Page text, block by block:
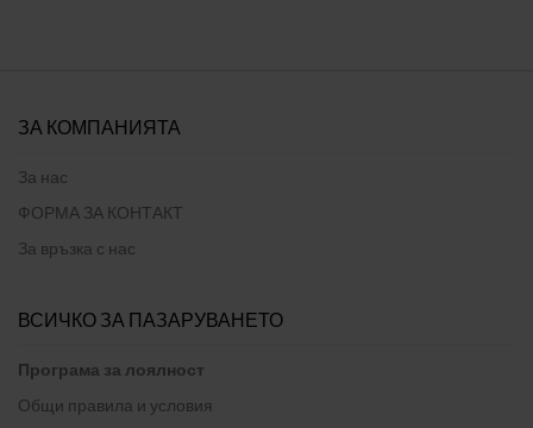
ЗА КОМПАНИЯТА
За нас
ФОРМА ЗА КОНТАКТ
За връзка с нас
ВСИЧКО ЗА ПАЗАРУВАНЕТО
Програма за лоялност
Общи правила и условия